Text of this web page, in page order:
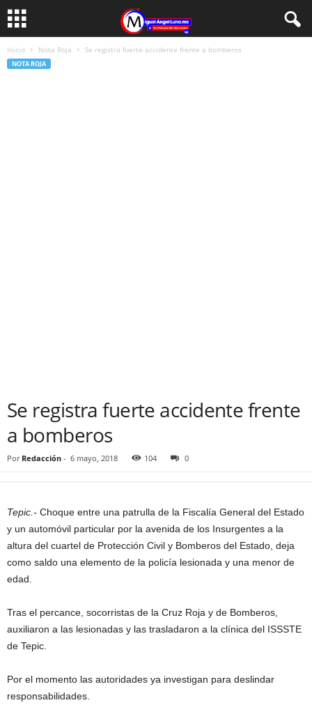
Inicio Nota Roja Se registra fuerte accidente frente a bomberos
NOTA ROJA
Se registra fuerte accidente frente
a bomberos
Por Redacción - 6 mayo, 2018 104 0
Tepic.- Choque entre una patrulla de la Fiscalía General del Estado
y un automóvil particular por la avenida de los Insurgentes a la
altura del cuartel de Protección Civil y Bomberos del Estado, deja
como saldo una elemento de la policía lesionada y una menor de
edad.
Tras el percance, socorristas de la Cruz Roja y de Bomberos,
auxiliaron a las lesionadas y las trasladaron a la clínica del ISSSTE
de Tepic.
Por el momento las autoridades ya investigan para deslindar
responsabilidades.